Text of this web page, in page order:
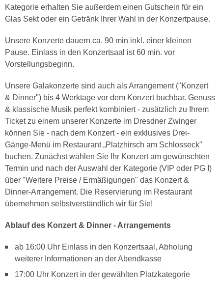
Kategorie erhalten Sie außerdem einen Gutschein für ein
Glas Sekt oder ein Getränk Ihrer Wahl in der Konzertpause.
Unsere Konzerte dauern ca. 90 min inkl. einer kleinen
Pause. Einlass in den Konzertsaal ist 60 min. vor
Vorstellungsbeginn.
Unsere Galakonzerte sind auch als Arrangement ("Konzert
& Dinner") bis 4 Werktage vor dem Konzert buchbar. Genuss
& klassische Musik perfekt kombiniert - zusätzlich zu Ihrem
Ticket zu einem unserer Konzerte im Dresdner Zwinger
können Sie - nach dem Konzert - ein exklusives Drei-
Gänge-Menü im Restaurant „Platzhirsch am Schlosseck"
buchen. Zunächst wählen Sie Ihr Konzert am gewünschten
Termin und nach der Auswahl der Kategorie (VIP oder PG I)
über "Weitere Preise / Ermäßigungen" das Konzert &
Dinner-Arrangement. Die Reservierung im Restaurant
übernehmen selbstverständlich wir für Sie!
Ablauf des Konzert & Dinner - Arrangements
ab 16:00 Uhr Einlass in den Konzertsaal, Abholung
weiterer Informationen an der Abendkasse
17:00 Uhr Konzert in der gewählten Platzkategorie